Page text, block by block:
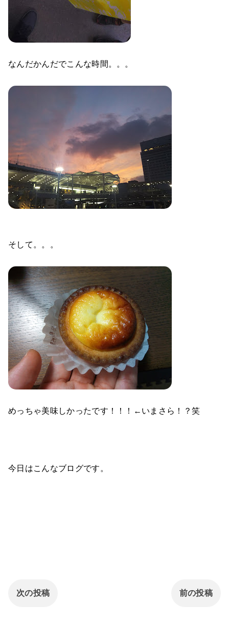
なんだかんだでこんな時間。。。
そして。。。
めっちゃ美味しかったです！！！←いまさら！？笑
今日はこんなブログです。
次の投稿 前の投稿